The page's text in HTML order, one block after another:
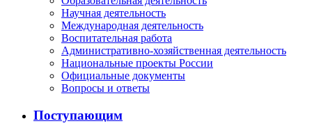
Научная деятельность
Международная деятельность
Воспитательная работа
Административно-хозяйственная деятельность
Национальные проекты России
Официальные документы
Вопросы и ответы
Поступающим